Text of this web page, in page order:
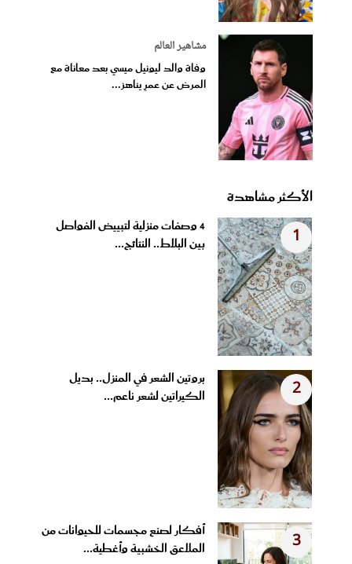
مشاهير العالم
وفاة والد ليونيل ميسي بعد معاناة مع
المرض عن عمرٍ يناهز...
الأكثر مشاهدة
1
4 وصفات منزلية لتبييض الفواصل
بين البلاط.. النتائج...
2
بروتين الشعر في المنزل.. بديل
الكيراتين لشعر ناعم...
3
أفكار لصنع مجسمات للحيوانات من
الملاعق الخشبية وأغطية...